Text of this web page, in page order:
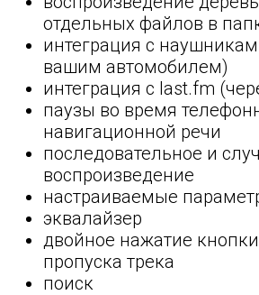
отдельных файлов в
интеграция с
вашим автомобилем)
интеграция с last.fm
паузы во время
навигационной речи
последовательное и
воспроизведение
настраиваемые
эквалайзер
двойное нажатие
пропуска трека
поиск